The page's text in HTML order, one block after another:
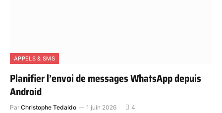
APPELS & SMS
Planifier l’envoi de messages WhatsApp depuis
Android
Par Christophe Tedaldo 1 juin 2026 4